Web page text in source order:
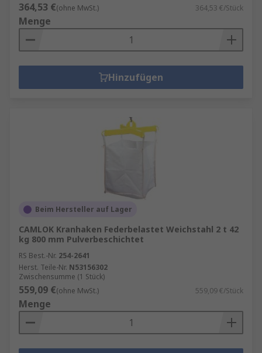
364,53 €(ohne MwSt.) 364,53 €/Stück
Menge
Hinzufügen
Beim Hersteller auf Lager
CAMLOK Kranhaken Federbelastet Weichstahl 2 t 42
kg 800 mm Pulverbeschichtet
RS Best.-Nr. 254-2641
Herst. Teile-Nr. N53156302
Zwischensumme (1 Stück)
559,09 €(ohne MwSt.) 559,09 €/Stück
Menge